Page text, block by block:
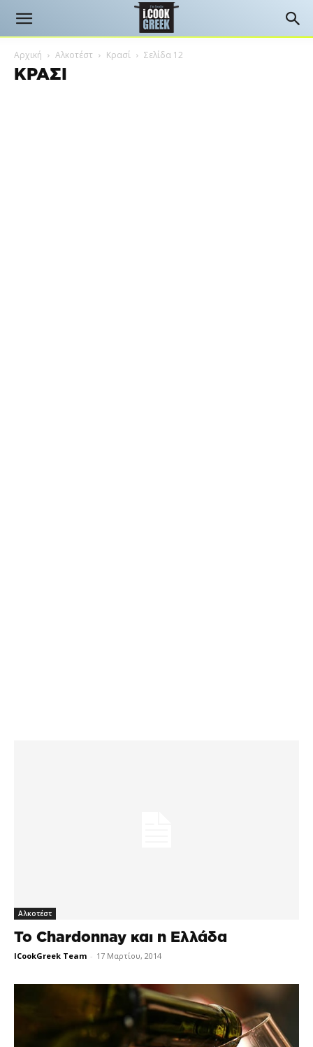
Αρχική Αλκοτέστ Κρασί Σελίδα 12
ΚΡΑΣΊ
Αλκοτέστ
Το Chardonnay και η Ελλάδα
ICookGreek Team - 17 Μαρτίου, 2014